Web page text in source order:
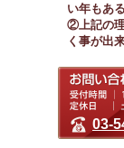
い年もあ
②上記の
く事が出
03-